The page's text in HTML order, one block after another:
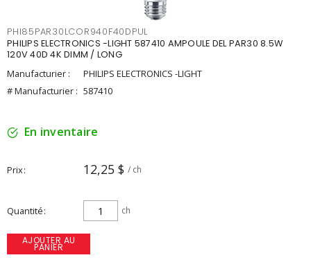
PHI85PAR30LCOR940F40DPUL
PHILIPS ELECTRONICS -LIGHT 587410 AMPOULE DEL PAR30 8.5W
120V 40D 4K DIMM / LONG
Manufacturier :
PHILIPS ELECTRONICS -LIGHT
# Manufacturier : 587410
En inventaire
Prix 12,25 $ / ch
Quantité ch
AJOUTER AU
PANIER